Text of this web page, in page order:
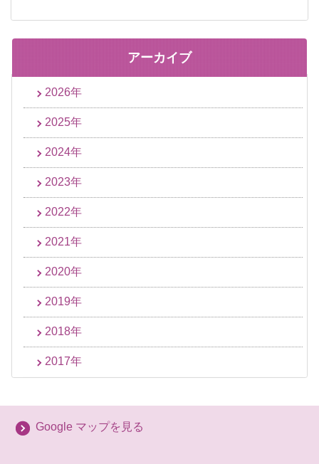
アーカイブ
2026年
2025年
2024年
2023年
2022年
2021年
2020年
2019年
2018年
2017年
Google マップを見る